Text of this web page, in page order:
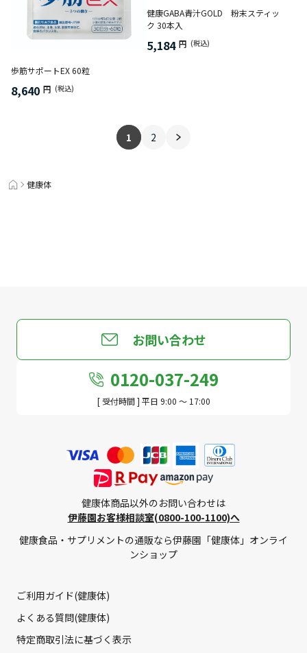
歩筋サポートEX 60粒
8,640 円 (税込)
健康GABA青汁GOLD 粉末スティッ
ク 30本入
5,184 円 (税込)
1 2
健康体
お問い合わせ
0120-037-249
[ 受付時間 ] 平日 9:00 ～ 17:00
健康体商品以外のお問い合わせは
伊藤園お客様相談室(0800-100-1100)へ
健康食品・サプリメントの通販なら伊藤園「健康体」オンライ
ンショップ
ご利用ガイド(健康体)
よくある質問(健康体)
特定商取引法に基づく表示